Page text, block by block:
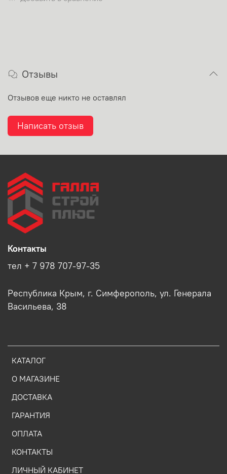
Отзывы
Отзывов еще никто не оставлял
Написать отзыв
КАТАЛОГ
О МАГАЗИНЕ
ДОСТАВКА
ГАРАНТИЯ
ОПЛАТА
КОНТАКТЫ
ЛИЧНЫЙ КАБИНЕТ
Контакты
тел + 7 978 707-97-35
Республика Крым, г. Симферополь, ул. Генерала
Васильева, 38